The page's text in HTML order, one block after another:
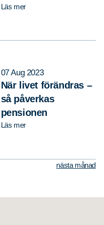
Läs mer
07 Aug 2023
När livet förändras –
så påverkas
pensionen
Läs mer
nästa månad